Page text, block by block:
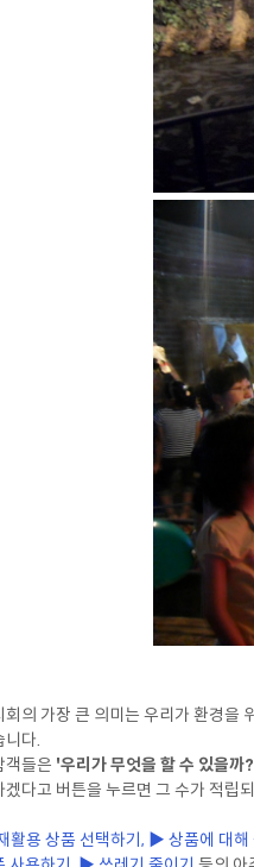
회의 가장 큰 의미는 우리가 환경을
니다.
객들은 '우리가 무엇을 할 수 있을까
겠다고 버튼을 누르면 그 수가 적립
용 상품 선택하기, ▶ 상품에 대해